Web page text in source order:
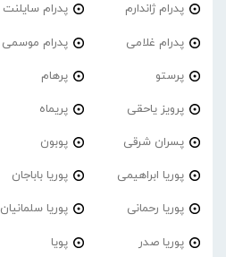
پدرام ژاندارم پدرام‌ سایلنت
پدرام غلامی پدرام موسمی
پرستو پرهام
پرویز یاحقی پریماه
پسران شرقی پوبون
پوریا ابراهیمی پوریا باباجان
پوریا رحمانی پوریا سلمانیان
پوریا صدر پویا